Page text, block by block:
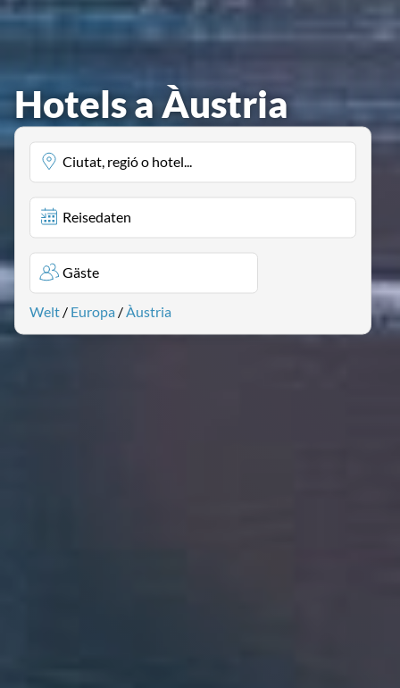
Hotels a Àustria
Ciutat, regió o hotel...
Reisedaten
Gäste
Welt / Europa / Àustria